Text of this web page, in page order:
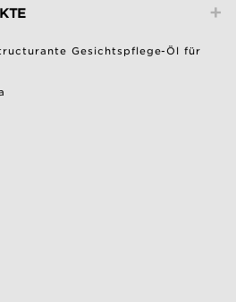
+
Gesichtspflege-Öl für